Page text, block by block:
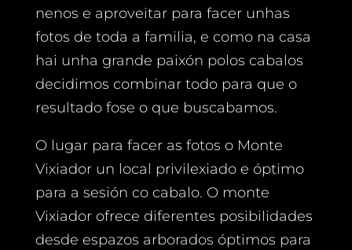
nenos e aproveitar para facer unhas
fotos de toda a familia, e como na casa
hai unha grande paixón polos cabalos
decidimos combinar todo para que o
resultado fose o que buscabamos.
O lugar para facer as fotos o Monte
Vixiador un local privilexiado e óptimo
para a sesión co cabalo. O monte
Vixiador ofrece diferentes posibilidades
desde espazos arborados óptimos para